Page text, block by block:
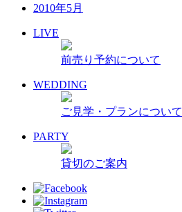
2010年5月
LIVE
前売り予約について
WEDDING
ご見学・プランについて
PARTY
貸切のご案内